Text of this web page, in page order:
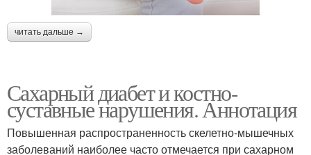
читать дальше →
Сахарный диабет и костно-
суставные нарушения. Аннотация
Повышенная распространенность скелетно-мышечных
заболеваний наиболее часто отмечается при сахарном